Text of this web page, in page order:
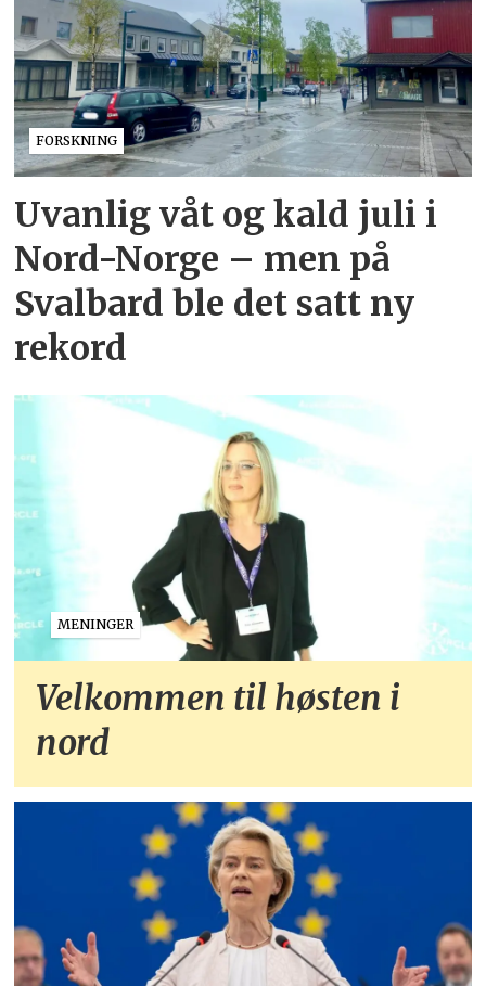
FORSKNING
Uvanlig våt og kald juli i
Nord-Norge – men på
Svalbard ble det satt ny
rekord
MENINGER
Velkommen til høsten i
nord